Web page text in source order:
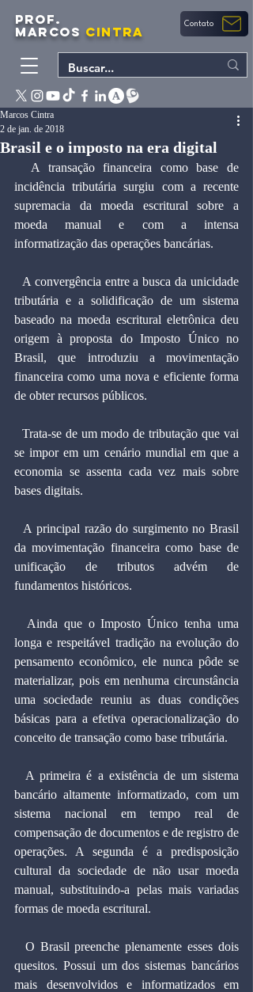
PROF.
MARCOS CINTRA Contato
Brasil e o imposto na era digital
Marcos Cintra
2 de jan. de 2018
incidência tributária surgiu com a recente
supremacia da moeda escritural sobre a
moeda manual e com a intensa
informatização das operações bancárias.
tributária e a solidificação de um sistema
baseado na moeda escritural eletrônica deu
origem à proposta do Imposto Único no
Brasil, que introduziu a movimentação
financeira como uma nova e eficiente forma
de obter recursos públicos.
se impor em um cenário mundial em que a
economia se assenta cada vez mais sobre
bases digitais.
da movimentação financeira como base de
unificação de tributos advém de
fundamentos históricos.
longa e respeitável tradição na evolução do
pensamento econômico, ele nunca pôde se
materializar, pois em nenhuma circunstância
uma sociedade reuniu as duas condições
básicas para a efetiva operacionalização do
conceito de transação como base tributária.
bancário altamente informatizado, com um
sistema nacional em tempo real de
compensação de documentos e de registro de
operações. A segunda é a predisposição
cultural da sociedade de não usar moeda
manual, substituindo-a pelas mais variadas
formas de moeda escritural.
quesitos. Possui um dos sistemas bancários
mais desenvolvidos e informatizados em